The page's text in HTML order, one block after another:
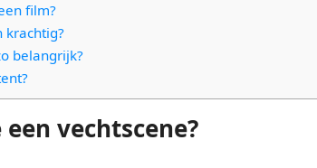
film?
krachtig?
belangrijk?
vechtscene?